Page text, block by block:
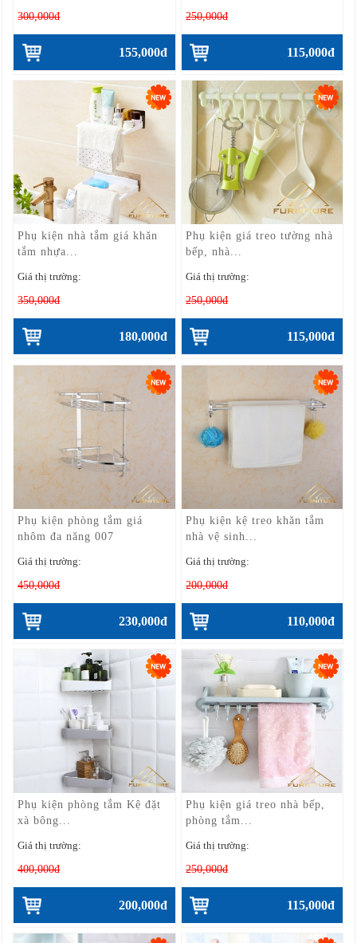
300,000đ
155,000đ
250,000đ
115,000đ
Phụ kiện nhà tắm giá khăn
tắm nhựa...
Giá thị trường:
350,000đ
180,000đ
Phụ kiện giá treo tường nhà
bếp, nhà...
Giá thị trường:
250,000đ
115,000đ
Phụ kiện phòng tắm giá
nhôm đa năng 007
Giá thị trường:
450,000đ
230,000đ
Phụ kiện kệ treo khăn tắm
nhà vệ sinh...
Giá thị trường:
200,000đ
110,000đ
Phụ kiện phòng tắm Kệ đặt
xà bông...
Giá thị trường:
400,000đ
200,000đ
Phụ kiện giá treo nhà bếp,
phòng tắm...
Giá thị trường:
250,000đ
115,000đ